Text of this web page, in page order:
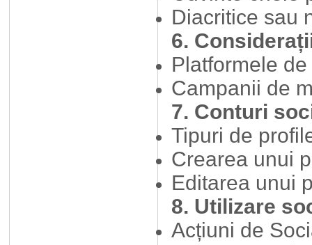
Diacritice sau
6.
Platformele
Campanii de
7. Conturi
Tipuri de
Crearea unui
Editarea unui
8. Utilizare
Acțiuni de